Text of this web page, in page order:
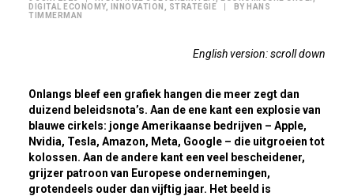
DIGITAL ECONOMY, INNOVATION STRATEGIE BY HANS
TIMMERMAN
English version: scroll down
Onlangs bleef een grafiek hangen die meer zegt dan
duizend beleidsnota’s. Aan de ene kant een explosie van
blauwe cirkels: jonge Amerikaanse bedrijven – Apple,
Nvidia, Tesla, Amazon, Meta, Google – die uitgroeien tot
kolossen. Aan de andere kant een veel bescheidener,
grijzer patroon van Europese ondernemingen,
grotendeels ouder dan vijftig jaar. Het beeld is